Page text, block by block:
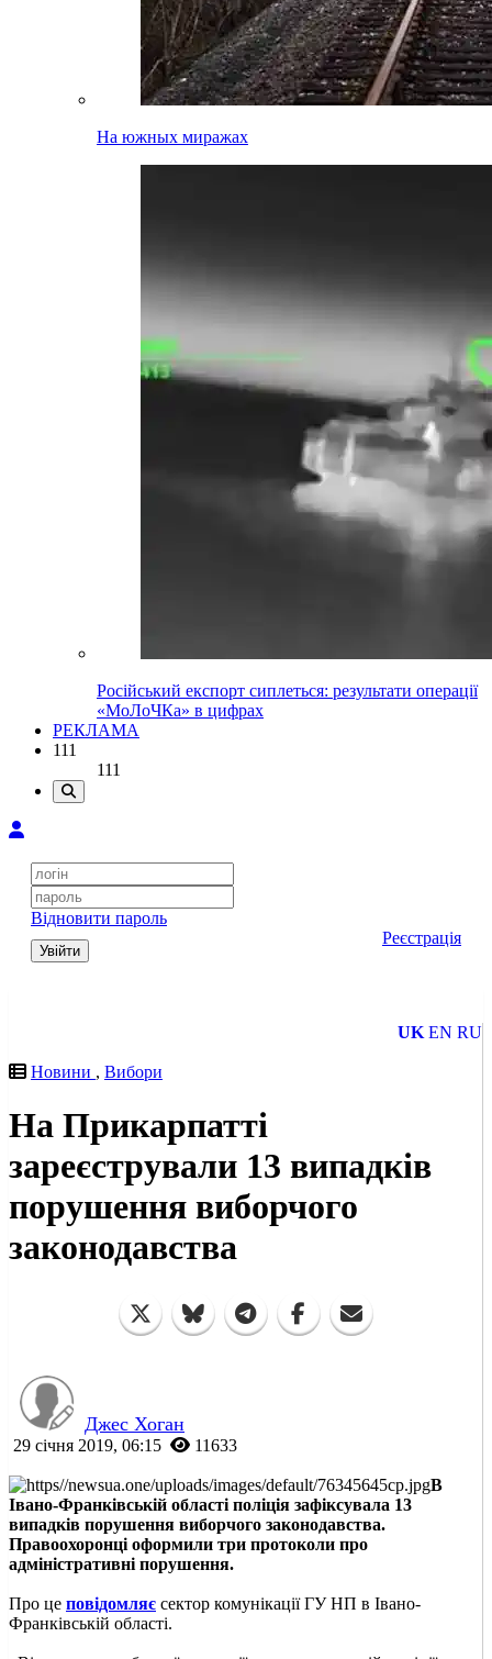
На южных миражах
Російський експорт сиплеться: результати операції
«МоЛоЧКа» в цифрах
РЕКЛАМА
111
111
Відновити пароль
Увійти
Реєстрація
UK EN RU
Новини , Вибори
На Прикарпатті
зареєстрували 13 випадків
порушення виборчого
законодавства
Джес Хоган
29 січня 2019, 06:15 11633
В
Івано-Франківській області поліція зафіксувала 13
випадків порушення виборчого законодавства.
Правоохоронці оформили три протоколи про
адміністративні порушення.
Про це повідомляє сектор комунікації ГУ НП в Івано-
Франківській області.